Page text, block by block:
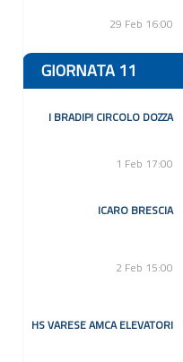
29 Feb 16:00
GIORNATA 11
I BRADIPI CIRCOLO DOZZA
1 Feb 17:00
ICARO BRESCIA
2 Feb 15:00
HS VARESE AMCA ELEVATORI